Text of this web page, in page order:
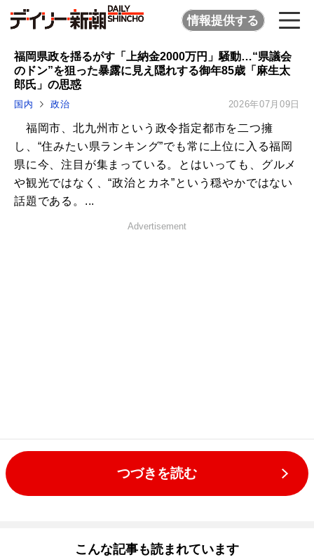
情報提供する
福岡県政を揺るがす「上納金2000万円」騒動…“県議会
のドン”を狙った暴露に見え隠れする御年85歳「麻生太
郎氏」の思惑
国内 政治 2026年07月09日
福岡市、北九州市という政令指定都市を二つ擁
し、“住みたい県ランキング”でも常に上位に入る福岡
県に今、注目が集まっている。とはいっても、グルメ
や観光ではなく、“政治とカネ”という穏やかではない
話題である。...
Advertisement
つづきを読む
こんな記事も読まれています